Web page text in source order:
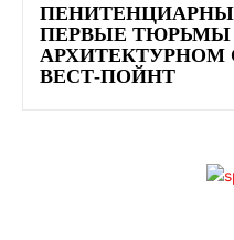
ПЕРВЫЕ ТЮРЬМЫ
АРХИТЕКТУРНОМ
ВЕСТ-ПОЙНТ